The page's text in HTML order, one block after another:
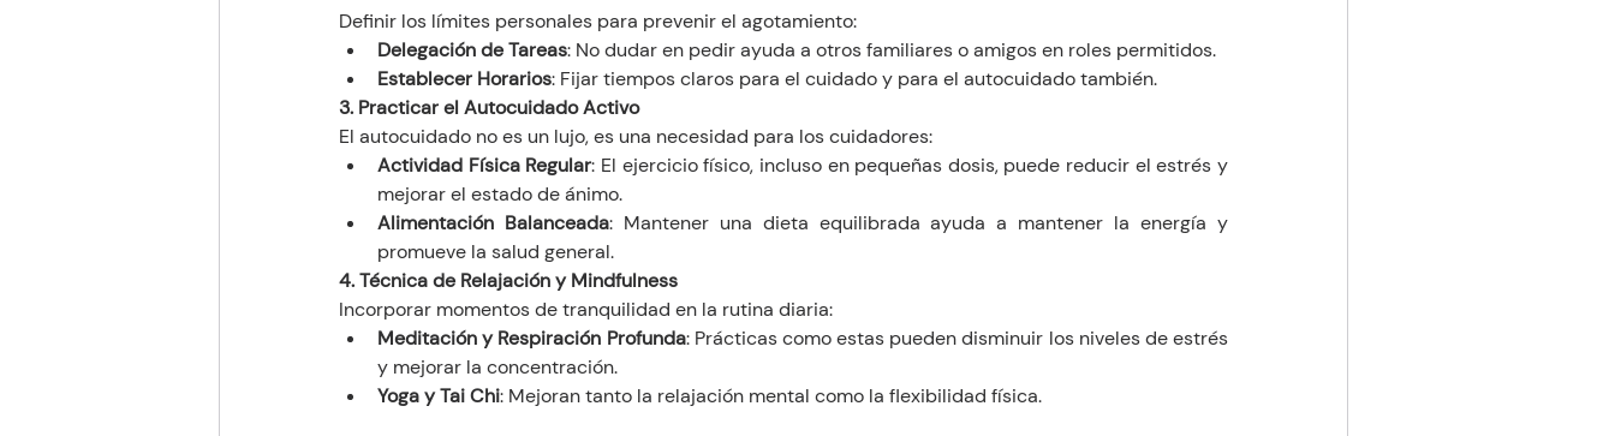
Definir los límites personales para prevenir el agotamiento:
Delegación de Tareas: No dudar en pedir ayuda a otros familiares o amigos en roles permitidos.
Establecer Horarios: Fijar tiempos claros para el cuidado y para el autocuidado también.
3. Practicar el Autocuidado Activo
El autocuidado no es un lujo, es una necesidad para los cuidadores:
Actividad Física Regular: El ejercicio físico, incluso en pequeñas dosis, puede reducir el estrés y
mejorar el estado de ánimo.
Alimentación Balanceada: Mantener una dieta equilibrada ayuda a mantener la energía y
promueve la salud general.
4. Técnica de Relajación y Mindfulness
Incorporar momentos de tranquilidad en la rutina diaria:
Meditación y Respiración Profunda: Prácticas como estas pueden disminuir los niveles de estrés
y mejorar la concentración.
Yoga y Tai Chi: Mejoran tanto la relajación mental como la flexibilidad física.